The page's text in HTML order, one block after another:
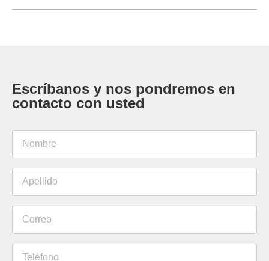
Escríbanos y nos pondremos en
contacto con usted